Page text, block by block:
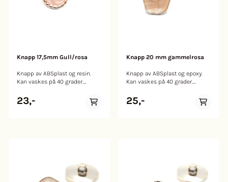
Knapp 17,5mm Gull/rosa
Knapp av ABSplast og resin.
Kan vaskes på 40 grader.
23,-
Knapp 20 mm gammelrosa
Knapp av ABSplast og epoxy.
Kan vaskes på 40 grader.
25,-